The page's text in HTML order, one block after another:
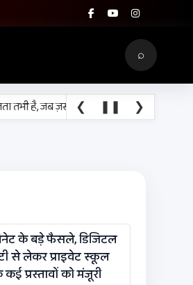
⌕
है, जब ज़रूरत के समय लोगों तक उपचार पहुँच सके :
❮ ❚❚ ❯
के बड़े फैसले, डिजिटल
से लेकर प्राइवेट स्कूल
प्रस्तावों को मंजूरी